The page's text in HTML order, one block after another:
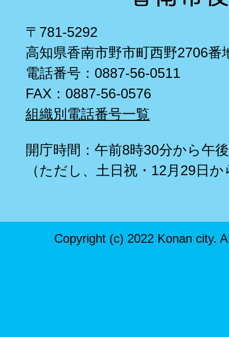
〒781-5292
高知県香南市野市町西野2706番
電話番号：0887-56-0511
FAX：0887-56-0576
組織別電話番号一覧
開庁時間：午前8時30分から午
（ただし、土日祝・12月29日
Copyright (c) 2022 Konan city.